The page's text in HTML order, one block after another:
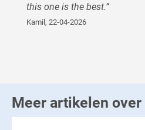
this one is the best.”
Kamil , 22-04-2026
Meer artikelen